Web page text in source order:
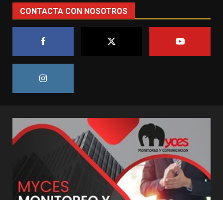
CONTACTA CON NOSOTROS